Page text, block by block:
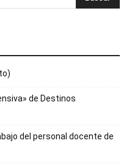
de Destinos
del personal docente de